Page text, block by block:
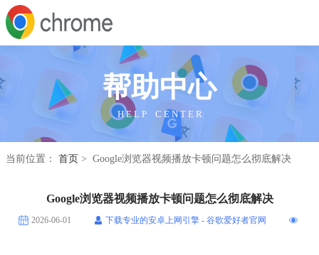
帮助中心
H E L P C E N T E R
当前位置： 首页 > Google浏览器视频播放卡顿问题怎么彻底解决
Google浏览器视频播放卡顿问题怎么彻底解决
2026-06-01 下载专业的安卓上网引擎 - 谷歌爱好者官网